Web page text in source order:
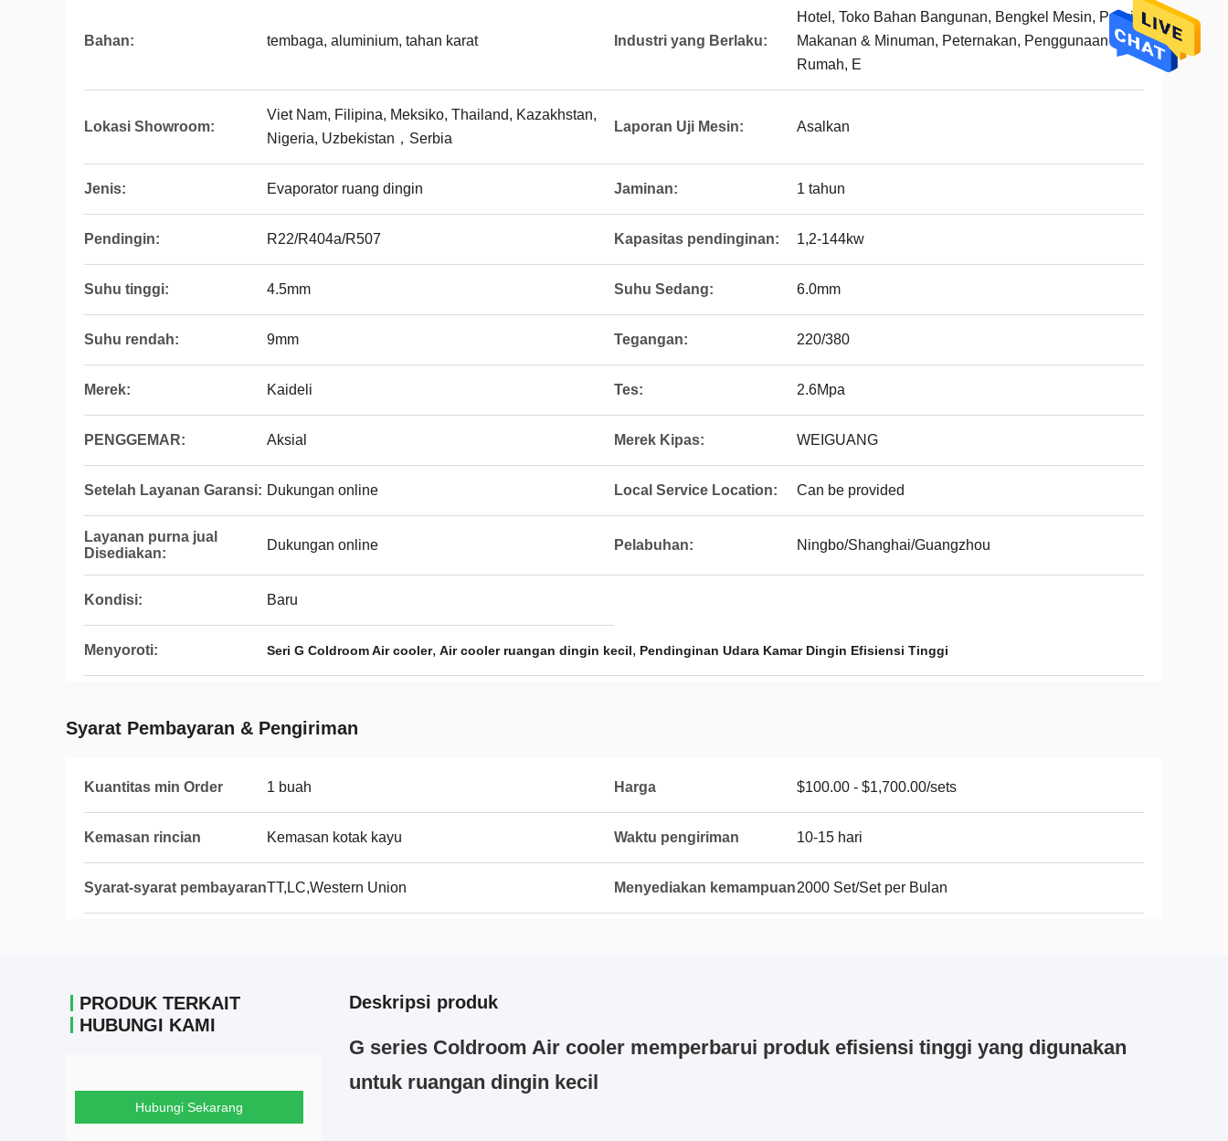
Bahan: tembaga, aluminium, tahan karat Industri yang Berlaku:
Hotel, Toko Bahan Bangunan, Bengkel Mesin, Pabrik
Makanan & Minuman, Peternakan, Penggunaan
Rumah, E
Lokasi Showroom:
Viet Nam, Filipina, Meksiko, Thailand, Kazakhstan,
Nigeria, Uzbekistan，Serbia
Laporan Uji Mesin: Asalkan
Jenis: Evaporator ruang dingin Jaminan: 1 tahun
Pendingin: R22/R404a/R507 Kapasitas pendinginan: 1,2-144kw
Suhu tinggi: 4.5mm Suhu Sedang: 6.0mm
Suhu rendah: 9mm Tegangan: 220/380
Merek: Kaideli Tes: 2.6Mpa
PENGGEMAR: Aksial Merek Kipas: WEIGUANG
Setelah Layanan Garansi: Dukungan online Local Service Location: Can be provided
Layanan purna jual
Disediakan:
Dukungan online Pelabuhan: Ningbo/Shanghai/Guangzhou
Kondisi: Baru
Menyoroti: Seri G Coldroom Air cooler, Air cooler ruangan dingin kecil, Pendinginan Udara Kamar Dingin Efisiensi Tinggi
Syarat Pembayaran & Pengiriman
Kuantitas min Order 1 buah Harga $100.00 - $1,700.00/sets
Kemasan rincian Kemasan kotak kayu Waktu pengiriman 10-15 hari
Syarat-syarat pembayaranTT,LC,Western Union Menyediakan kemampuan2000 Set/Set per Bulan
PRODUK TERKAIT
HUBUNGI KAMI
Hubungi Sekarang
Deskripsi produk
G series Coldroom Air cooler memperbarui produk efisiensi tinggi yang digunakan
untuk ruangan dingin kecil